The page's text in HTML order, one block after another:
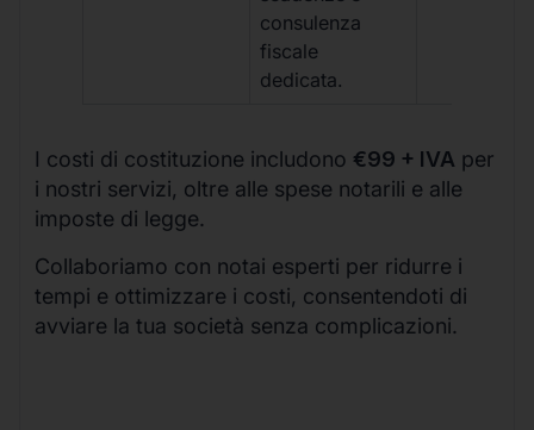
consulenza
fiscale
dedicata.
I costi di costituzione includono €99 + IVA per
i nostri servizi, oltre alle spese notarili e alle
imposte di legge.
Collaboriamo con notai esperti per ridurre i
tempi e ottimizzare i costi, consentendoti di
avviare la tua società senza complicazioni.